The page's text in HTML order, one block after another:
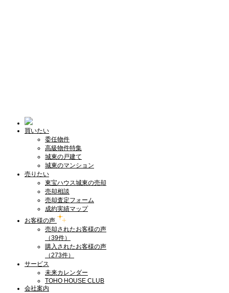
買いたい
委任物件
高級物件特集
城東の戸建て
城東のマンション
売りたい
東宝ハウス城東の売却
売却相談
売却査定フォーム
成約実績マップ
お客様の声
売却されたお客様の声
（39件）
購入されたお客様の声
（273件）
サービス
未来カレンダー
TOHO HOUSE CLUB
会社案内